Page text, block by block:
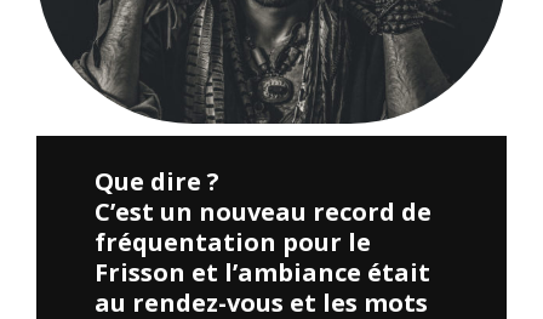
Que dire ?
C’est un nouveau record de
fréquentation pour le
Frisson et l’ambiance était
au rendez-vous et les mots